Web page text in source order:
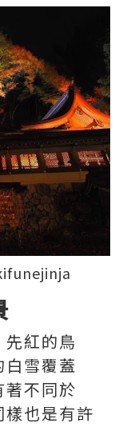
紅的鳥
雪覆蓋
不同於
也是有許